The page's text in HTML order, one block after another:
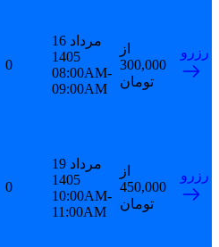
0
16 مرداد
1405
08:00AM-
09:00AM
از
300,000
تومان
رزرو
0
19 مرداد
1405
10:00AM-
11:00AM
از
450,000
تومان
رزرو